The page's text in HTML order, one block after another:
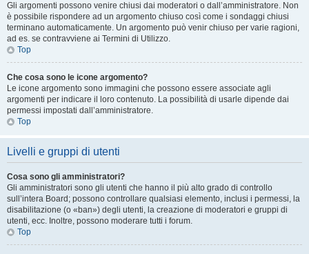
Gli argomenti possono venire chiusi dai moderatori o dall’amministratore. Non
è possibile rispondere ad un argomento chiuso così come i sondaggi chiusi
terminano automaticamente. Un argomento può venir chiuso per varie ragioni,
ad es. se contravviene ai Termini di Utilizzo.
Top
Che cosa sono le icone argomento?
Le icone argomento sono immagini che possono essere associate agli
argomenti per indicare il loro contenuto. La possibilità di usarle dipende dai
permessi impostati dall’amministratore.
Top
Livelli e gruppi di utenti
Cosa sono gli amministratori?
Gli amministratori sono gli utenti che hanno il più alto grado di controllo
sull’intera Board; possono controllare qualsiasi elemento, inclusi i permessi, la
disabilitazione (o «ban») degli utenti, la creazione di moderatori e gruppi di
utenti, ecc. Inoltre, possono moderare tutti i forum.
Top